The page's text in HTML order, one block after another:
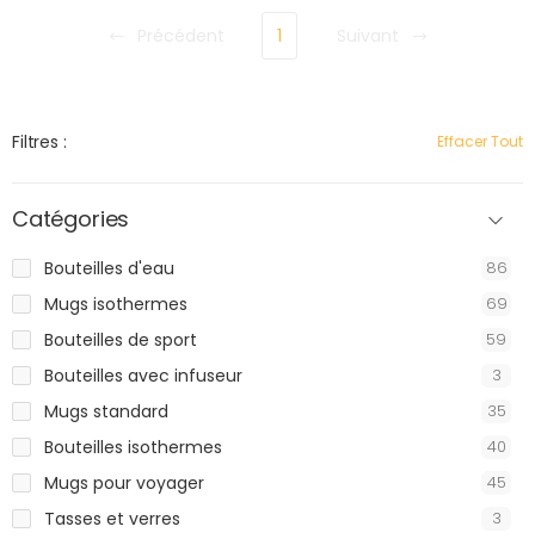
1
Filtres : Effacer Tout
Catégories
Bouteilles d'eau 86
Mugs isothermes 69
Bouteilles de sport 59
Bouteilles avec infuseur 3
Mugs standard 35
Bouteilles isothermes 40
Mugs pour voyager 45
Tasses et verres 3